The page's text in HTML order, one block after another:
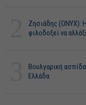
Ζησιάδης (ONYX):
φιλοδοξεί να
Βουλγαρική
Ελλάδα